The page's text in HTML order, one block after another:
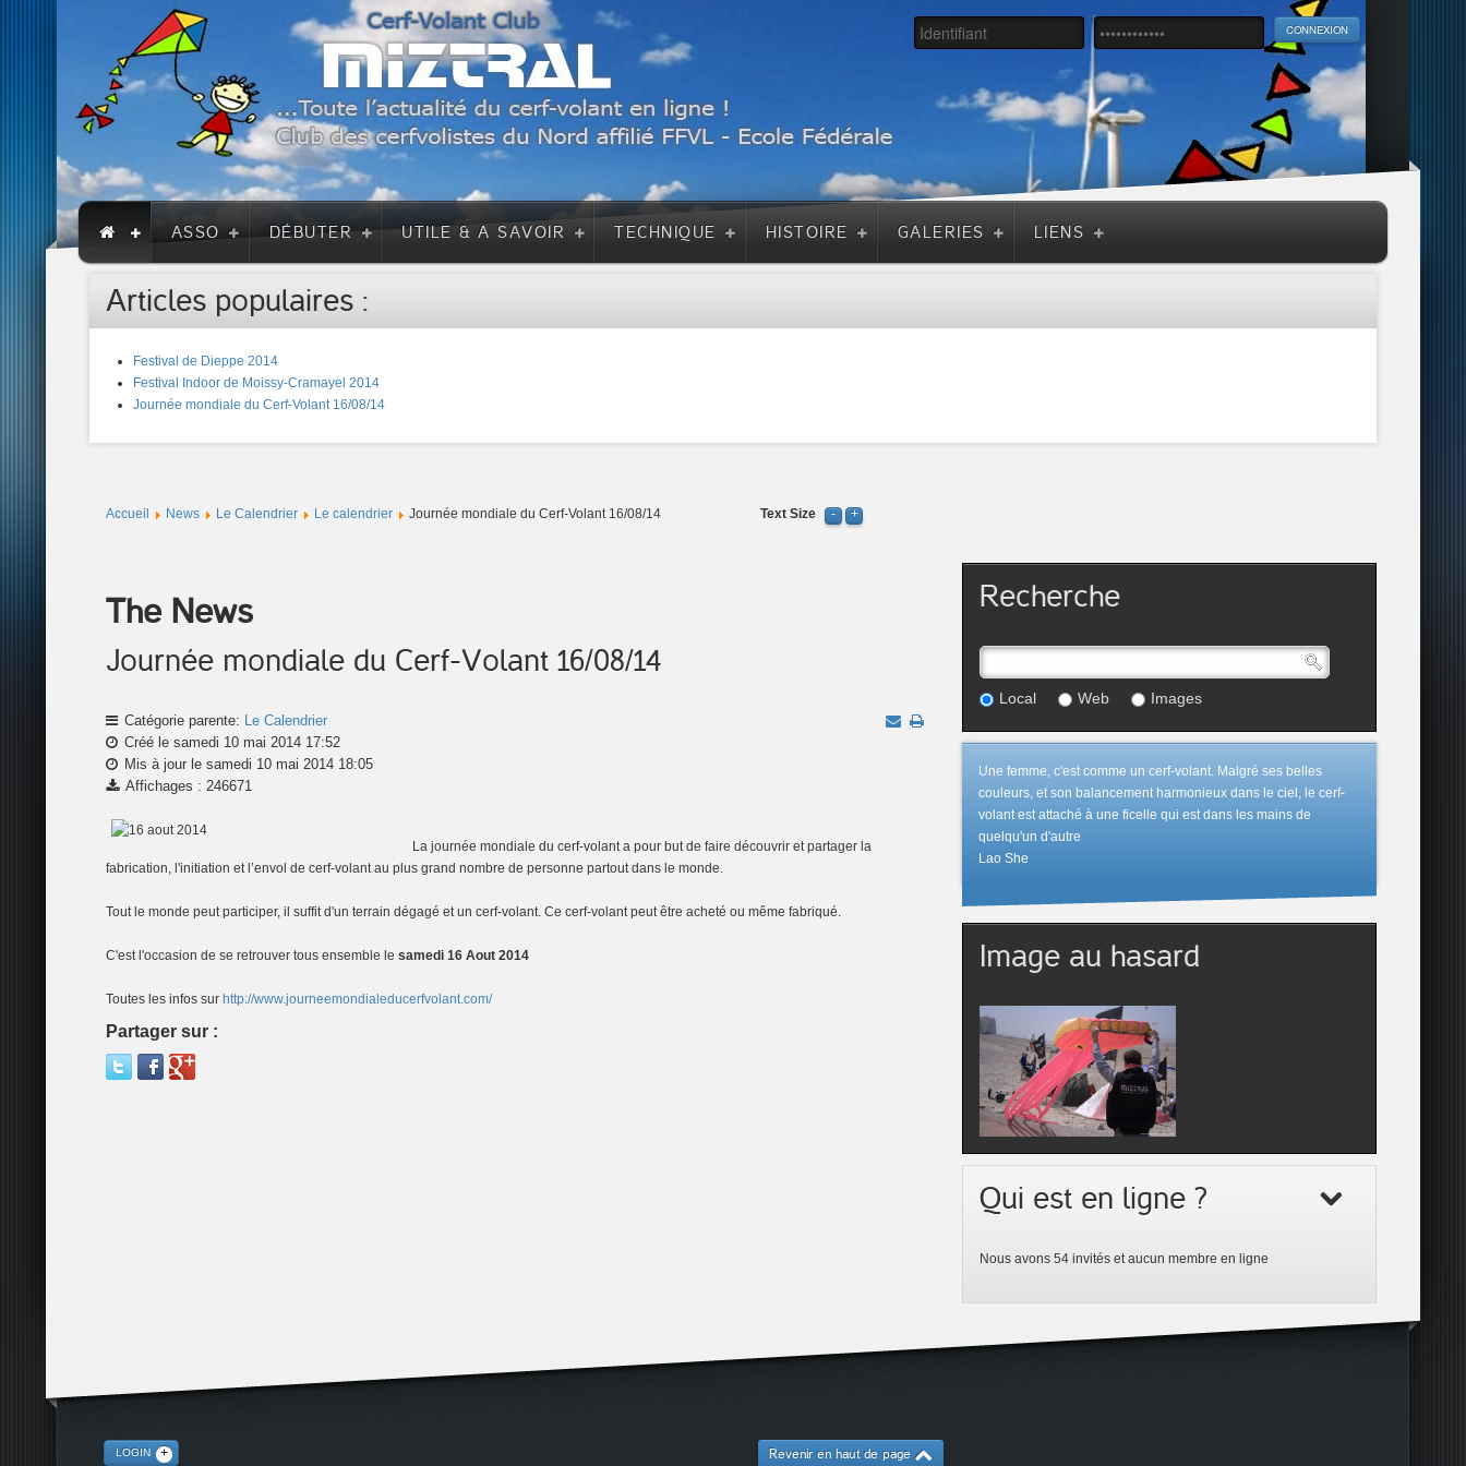
ASSO DÉBUTER UTILE & A SAVOIR TECHNIQUE HISTOIRE GALERIES LIENS
Articles populaires :
Festival de Dieppe 2014
Festival Indoor de Moissy-Cramayel 2014
Journée mondiale du Cerf-Volant 16/08/14
Accueil News Le Calendrier Le calendrier Journée mondiale du Cerf-Volant 16/08/14 Text Size
The News
Journée mondiale du Cerf-Volant 16/08/14
Catégorie parente: Le Calendrier
Créé le samedi 10 mai 2014 17:52
Mis à jour le samedi 10 mai 2014 18:05
Affichages : 246671
La journée mondiale du cerf-volant a pour but de faire découvrir et partager la
fabrication, l'initiation et l’envol de cerf-volant au plus grand nombre de personne partout dans le monde.
Tout le monde peut participer, il suffit d'un terrain dégagé et un cerf-volant. Ce cerf-volant peut être acheté ou même fabriqué.
C'est l'occasion de se retrouver tous ensemble le samedi 16 Aout 2014
Toutes les infos sur http://www.journeemondialeducerfvolant.com/
Partager sur :
Recherche
Local Web Images
Une femme, c'est comme un cerf-volant. Malgré ses belles
couleurs, et son balancement harmonieux dans le ciel, le cerf-
volant est attaché à une ficelle qui est dans les mains de
quelqu'un d'autre
Lao She
Image au hasard
Qui est en ligne ?
Nous avons 54 invités et aucun membre en ligne
LOGIN Revenir en haut de page